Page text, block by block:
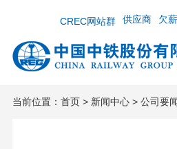
欠
供应商
CREC网站群
当前位置： 首页> 新闻中心> 公司要